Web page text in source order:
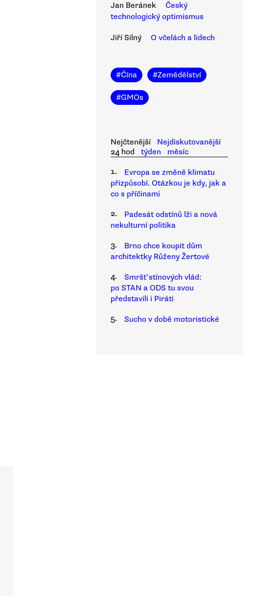
Jan Beránek
Český
technologický optimismus
Jiří Silný O včelách a lidech
#Čína #Zemědělství
#GMOs
Nejčtenější
Nejdiskutovanější
24 hod
týden
měsíc
1.
Evropa se změně klimatu
přizpůsobí. Otázkou je kdy, jak a
co s příčinami
2.
Padesát odstínů lži a nová
nekulturní politika
3.
Brno chce koupit dům
architektky Růženy Žertové
4.
Smršť stínových vlád:
po STAN a ODS tu svou
představili i Piráti
5.
Sucho v době motoristické